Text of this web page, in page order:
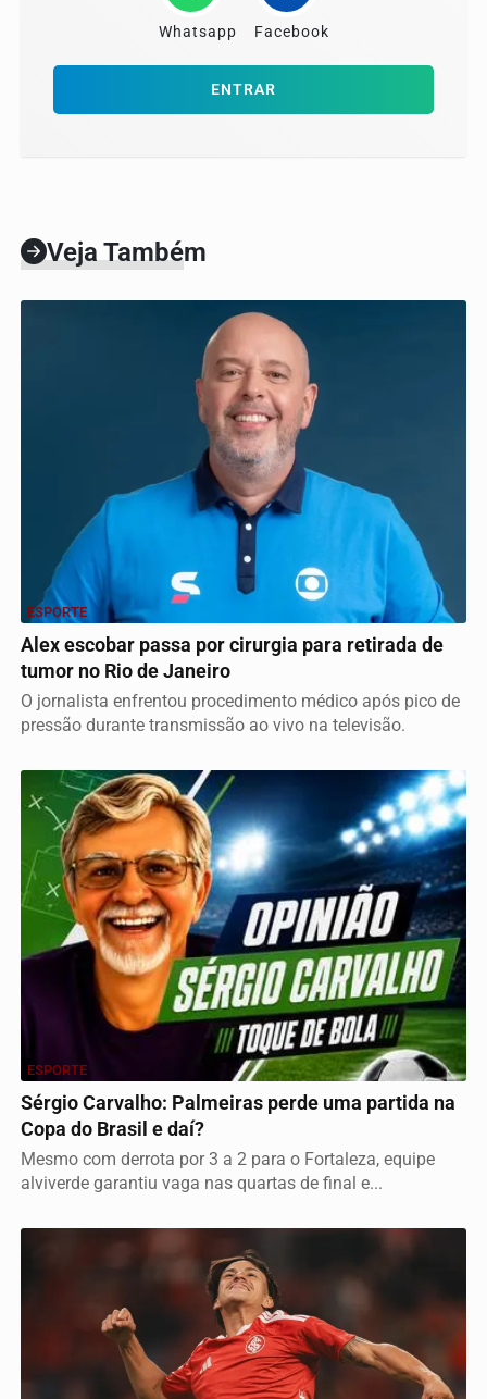
Whatsapp Facebook
ENTRAR
Veja Também
ESPORTE
Alex escobar passa por cirurgia para retirada de
tumor no Rio de Janeiro
O jornalista enfrentou procedimento médico após pico de
pressão durante transmissão ao vivo na televisão.
ESPORTE
Sérgio Carvalho: Palmeiras perde uma partida na
Copa do Brasil e daí?
Mesmo com derrota por 3 a 2 para o Fortaleza, equipe
alviverde garantiu vaga nas quartas de final e...